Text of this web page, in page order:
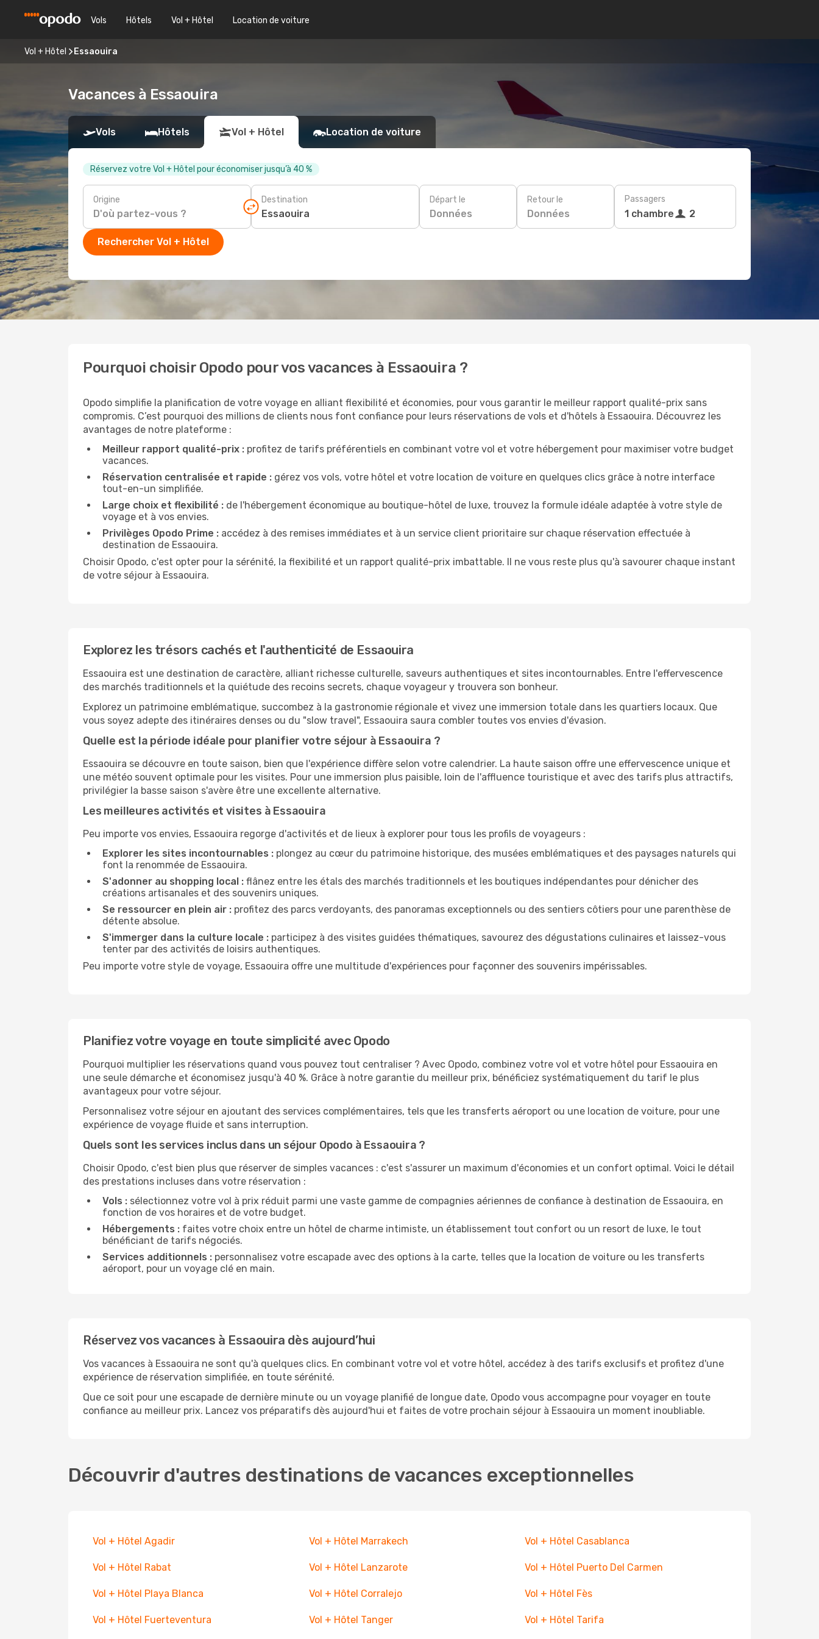
Vols Hôtels Vol + Hôtel Location de voiture
Vol + Hôtel Essaouira
Vacances à Essaouira
Vols Hôtels Vol + Hôtel Location de voiture
Réservez votre Vol + Hôtel pour économiser jusqu’à 40 %
Origine Destination Départ le
Données
Retour le
Données
Passagers
1 chambre 2
Rechercher Vol + Hôtel
Pourquoi choisir Opodo pour vos vacances à Essaouira ?
Opodo simplifie la planification de votre voyage en alliant flexibilité et économies, pour vous garantir le meilleur rapport qualité-prix sans
compromis. C’est pourquoi des millions de clients nous font confiance pour leurs réservations de vols et d'hôtels à Essaouira. Découvrez les
avantages de notre plateforme :
Meilleur rapport qualité-prix : profitez de tarifs préférentiels en combinant votre vol et votre hébergement pour maximiser votre budget
vacances.
Réservation centralisée et rapide : gérez vos vols, votre hôtel et votre location de voiture en quelques clics grâce à notre interface
tout-en-un simplifiée.
Large choix et flexibilité : de l'hébergement économique au boutique-hôtel de luxe, trouvez la formule idéale adaptée à votre style de
voyage et à vos envies.
Privilèges Opodo Prime : accédez à des remises immédiates et à un service client prioritaire sur chaque réservation effectuée à
destination de Essaouira.
Choisir Opodo, c'est opter pour la sérénité, la flexibilité et un rapport qualité-prix imbattable. Il ne vous reste plus qu'à savourer chaque instant
de votre séjour à Essaouira.
Explorez les trésors cachés et l'authenticité de Essaouira
Essaouira est une destination de caractère, alliant richesse culturelle, saveurs authentiques et sites incontournables. Entre l'effervescence
des marchés traditionnels et la quiétude des recoins secrets, chaque voyageur y trouvera son bonheur.
Explorez un patrimoine emblématique, succombez à la gastronomie régionale et vivez une immersion totale dans les quartiers locaux. Que
vous soyez adepte des itinéraires denses ou du "slow travel", Essaouira saura combler toutes vos envies d'évasion.
Quelle est la période idéale pour planifier votre séjour à Essaouira ?
Essaouira se découvre en toute saison, bien que l'expérience diffère selon votre calendrier. La haute saison offre une effervescence unique et
une météo souvent optimale pour les visites. Pour une immersion plus paisible, loin de l'affluence touristique et avec des tarifs plus attractifs,
privilégier la basse saison s'avère être une excellente alternative.
Les meilleures activités et visites à Essaouira
Peu importe vos envies, Essaouira regorge d'activités et de lieux à explorer pour tous les profils de voyageurs :
Explorer les sites incontournables : plongez au cœur du patrimoine historique, des musées emblématiques et des paysages naturels qui
font la renommée de Essaouira.
S'adonner au shopping local : flânez entre les étals des marchés traditionnels et les boutiques indépendantes pour dénicher des
créations artisanales et des souvenirs uniques.
Se ressourcer en plein air : profitez des parcs verdoyants, des panoramas exceptionnels ou des sentiers côtiers pour une parenthèse de
détente absolue.
S'immerger dans la culture locale : participez à des visites guidées thématiques, savourez des dégustations culinaires et laissez-vous
tenter par des activités de loisirs authentiques.
Peu importe votre style de voyage, Essaouira offre une multitude d'expériences pour façonner des souvenirs impérissables.
Planifiez votre voyage en toute simplicité avec Opodo
Pourquoi multiplier les réservations quand vous pouvez tout centraliser ? Avec Opodo, combinez votre vol et votre hôtel pour Essaouira en
une seule démarche et économisez jusqu'à 40 %. Grâce à notre garantie du meilleur prix, bénéficiez systématiquement du tarif le plus
avantageux pour votre séjour.
Personnalisez votre séjour en ajoutant des services complémentaires, tels que les transferts aéroport ou une location de voiture, pour une
expérience de voyage fluide et sans interruption.
Quels sont les services inclus dans un séjour Opodo à Essaouira ?
Choisir Opodo, c'est bien plus que réserver de simples vacances : c'est s'assurer un maximum d'économies et un confort optimal. Voici le détail
des prestations incluses dans votre réservation :
Vols : sélectionnez votre vol à prix réduit parmi une vaste gamme de compagnies aériennes de confiance à destination de Essaouira, en
fonction de vos horaires et de votre budget.
Hébergements : faites votre choix entre un hôtel de charme intimiste, un établissement tout confort ou un resort de luxe, le tout
bénéficiant de tarifs négociés.
Services additionnels : personnalisez votre escapade avec des options à la carte, telles que la location de voiture ou les transferts
aéroport, pour un voyage clé en main.
Réservez vos vacances à Essaouira dès aujourd’hui
Vos vacances à Essaouira ne sont qu'à quelques clics. En combinant votre vol et votre hôtel, accédez à des tarifs exclusifs et profitez d'une
expérience de réservation simplifiée, en toute sérénité.
Que ce soit pour une escapade de dernière minute ou un voyage planifié de longue date, Opodo vous accompagne pour voyager en toute
confiance au meilleur prix. Lancez vos préparatifs dès aujourd'hui et faites de votre prochain séjour à Essaouira un moment inoubliable.
Découvrir d'autres destinations de vacances exceptionnelles
Vol + Hôtel Agadir Vol + Hôtel Marrakech Vol + Hôtel Casablanca
Vol + Hôtel Rabat Vol + Hôtel Lanzarote Vol + Hôtel Puerto Del Carmen
Vol + Hôtel Playa Blanca Vol + Hôtel Corralejo Vol + Hôtel Fès
Vol + Hôtel Fuerteventura Vol + Hôtel Tanger Vol + Hôtel Tarifa